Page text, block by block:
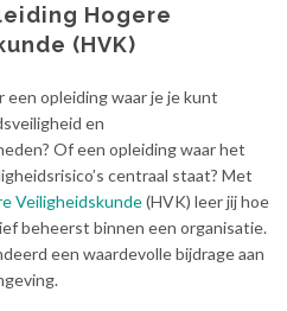
Hogere
(HVK)
een opleiding waar je je kunt
en
Of een opleiding waar het
centraal staat? Met
Veiligheidskunde(HVK) leer jij hoe
beheerst binnen een organisatie.
een waardevolle bijdrage aan